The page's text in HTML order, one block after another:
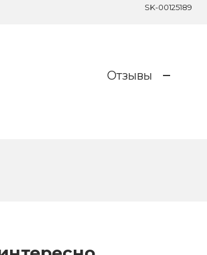
SK-00125189
Отзывы